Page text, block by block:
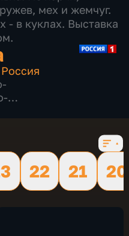
мех и жемчуг.
в куклах. Выставка
Россия
22 21
20